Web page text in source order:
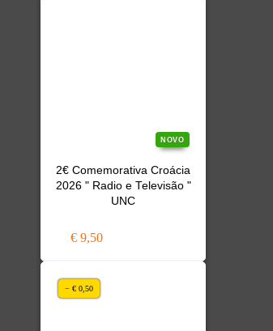
NOVO
2€ Comemorativa Croácia
2026 " Radio e Televisão "
UNC
€ 9,50
− € 0,50